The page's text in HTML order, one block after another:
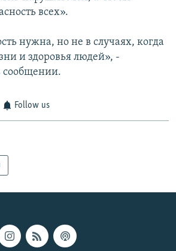
всех».
нужна, но не в случаях, когда
и здоровья людей», -
сообщении.
Follow us